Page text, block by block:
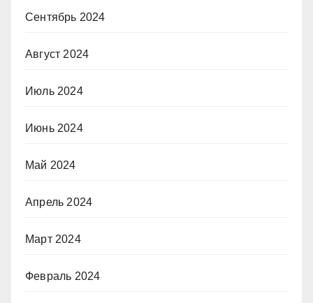
Сентябрь 2024
Август 2024
Июль 2024
Июнь 2024
Май 2024
Апрель 2024
Март 2024
Февраль 2024